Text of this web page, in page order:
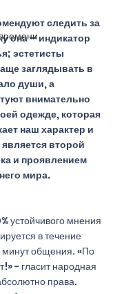
следить за
она – индикатор
эстетисты
заглядывать в
души, а
внимательно
одежде, которая
наш характер и
второй
и проявлением
мира.
устойчивого мнения
в течение
минут общения. «По
- гласит народная
права.